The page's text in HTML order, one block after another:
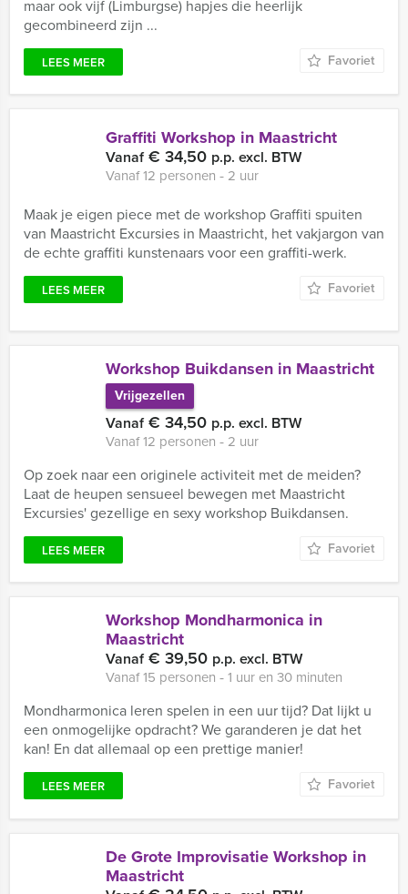
maar ook vijf (Limburgse) hapjes die heerlijk
gecombineerd zijn ...
LEES MEER Favoriet
Graffiti Workshop in Maastricht
Vanaf€ 34,50 p.p. excl. BTW
Vanaf 12 personen ‐ 2 uur
Maak je eigen piece met de workshop Graffiti spuiten
van Maastricht Excursies in Maastricht, het vakjargon van
de echte graffiti kunstenaars voor een graffiti-werk.
LEES MEER Favoriet
Workshop Buikdansen in Maastricht
Vrijgezellen
Vanaf€ 34,50 p.p. excl. BTW
Vanaf 12 personen ‐ 2 uur
Op zoek naar een originele activiteit met de meiden?
Laat de heupen sensueel bewegen met Maastricht
Excursies' gezellige en sexy workshop Buikdansen.
LEES MEER Favoriet
Workshop Mondharmonica in
Maastricht
Vanaf€ 39,50 p.p. excl. BTW
Vanaf 15 personen ‐ 1 uur en 30 minuten
Mondharmonica leren spelen in een uur tijd? Dat lijkt u
een onmogelijke opdracht? We garanderen je dat het
kan! En dat allemaal op een prettige manier!
LEES MEER Favoriet
De Grote Improvisatie Workshop in
Maastricht